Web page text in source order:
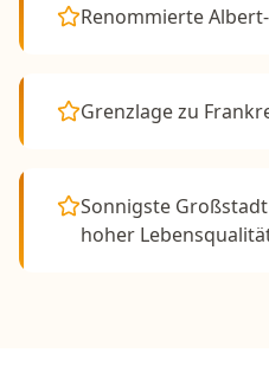
Renommierte
Grenzlage zu
Sonnigste
hoher